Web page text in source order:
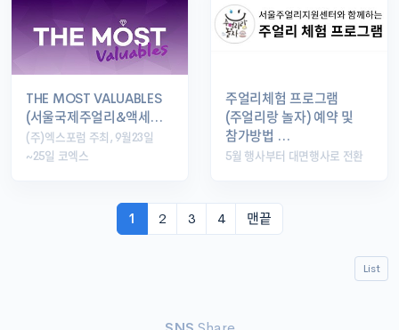
THE MOST VALUABLES
(서울국제주얼리&액세…
(주)엑스포럼 주최, 9월23일
~25일 코엑스
주얼리체험 프로그램
(주얼리랑 놀자) 예약 및
참가방법 …
5월 행사부터 대면행사로 전환
1 2 3 4 맨끝
List